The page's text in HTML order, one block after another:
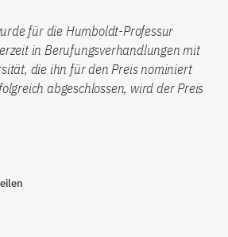
für die Humboldt-Professur
in Berufungsverhandlungen mit
die ihn für den Preis nominiert
abgeschlossen, wird der Preis